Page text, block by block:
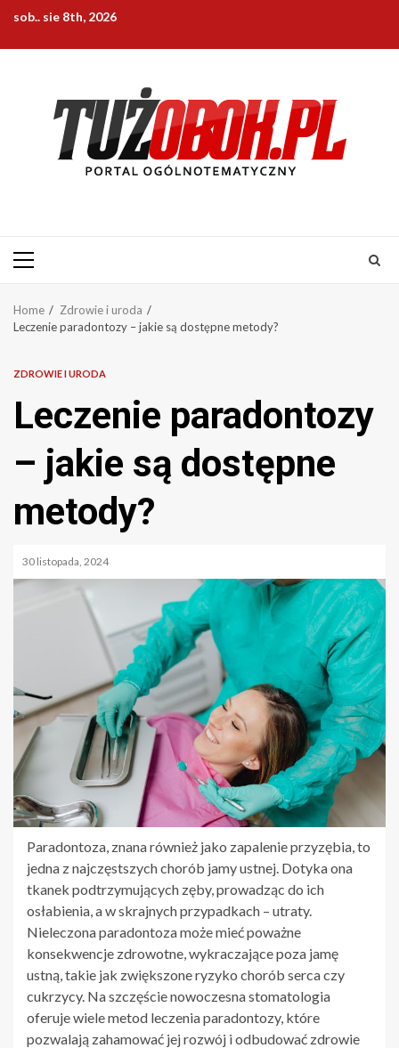
content
sob.. sie 8th, 2026
Primary
Home
Zdrowie i uroda
Leczenie paradontozy – jakie są dostępne metody?
ZDROWIE I URODA
Leczenie paradontozy
– jakie są dostępne
metody?
30 listopada, 2024
Paradontoza, znana również jako zapalenie przyzębia, to
jedna z najczęstszych chorób jamy ustnej. Dotyka ona
tkanek podtrzymujących zęby, prowadząc do ich
osłabienia, a w skrajnych przypadkach – utraty.
Nieleczona paradontoza może mieć poważne
konsekwencje zdrowotne, wykraczające poza jamę
ustną, takie jak zwiększone ryzyko chorób serca czy
cukrzycy. Na szczęście nowoczesna stomatologia
oferuje wiele metod leczenia paradontozy, które
pozwalają zahamować jej rozwój i odbudować zdrowie